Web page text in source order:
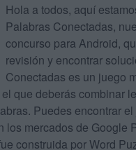
Hola a todos, aquí
Palabras Conectadas,
concurso para Android,
revisión y encontrar
Conectadas es un juego
que deberás combinar
Puedes encontrar
los mercados de Google
construida por Word